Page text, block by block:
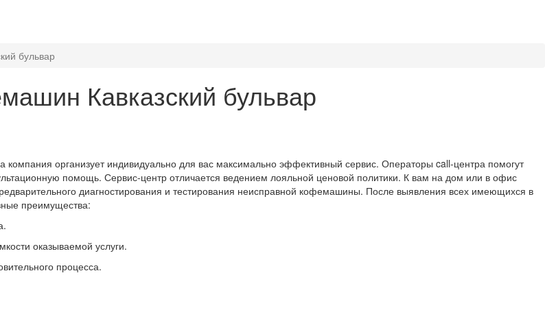
бульвар
Кавказский бульвар
компания организует индивидуально для вас максимально эффективный сервис. Операторы call-центра помогут
помощь. Сервис-центр отличается ведением лояльной ценовой политики. К вам на дом или в офис
диагностирования и тестирования неисправной кофемашины. После выявления всех имеющихся в
преимущества:
оказываемой услуги.
процесса.